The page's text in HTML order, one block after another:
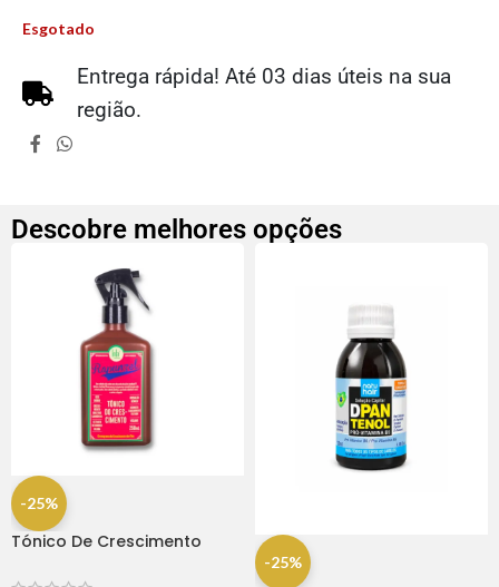
Esgotado
Entrega rápida! Até 03 dias úteis na sua
região.
Descobre melhores opções
-25%
Tónico De Crescimento
-25%